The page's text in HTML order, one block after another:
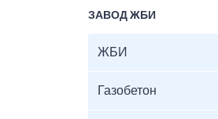
ЗАВОД ЖБИ
ЖБИ
Газобетон